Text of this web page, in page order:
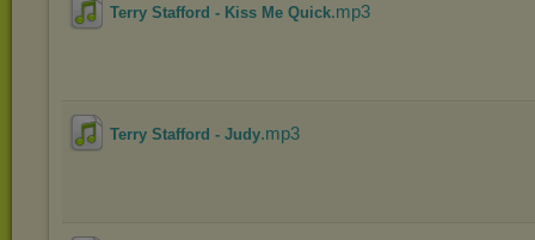
Terry Stafford - Kiss Me Quick.mp3
Terry Stafford - Judy.mp3